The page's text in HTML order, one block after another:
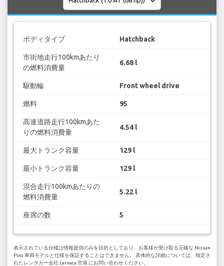
ボディタイプ Hatchback
市街地走行100kmあたり
の燃料消費量
6.68 l
駆動輪 Front wheel drive
燃料 95
高速道路走行100kmあた
りの燃料消費量
4.54 l
最大トランク容量 129 l
最小トランク容量 129 l
混合走行100kmあたりの
燃料消費量
5.22 l
座席の数 5
表示されている仕様は情報提供のみを目的としており、お客様が受け取る正確な Nissan
Pixo 車両モデルと仕様を保証することはできません。 具体的な詳細については、指定さ
れたレンタカー会社 Larnaca 空港 にお問い合わせください。